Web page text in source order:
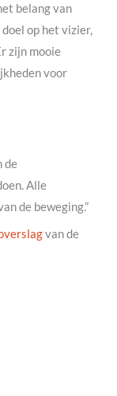
belang van
op het vizier,
zijn mooie
voor
de
Alle
de beweging.”
van de